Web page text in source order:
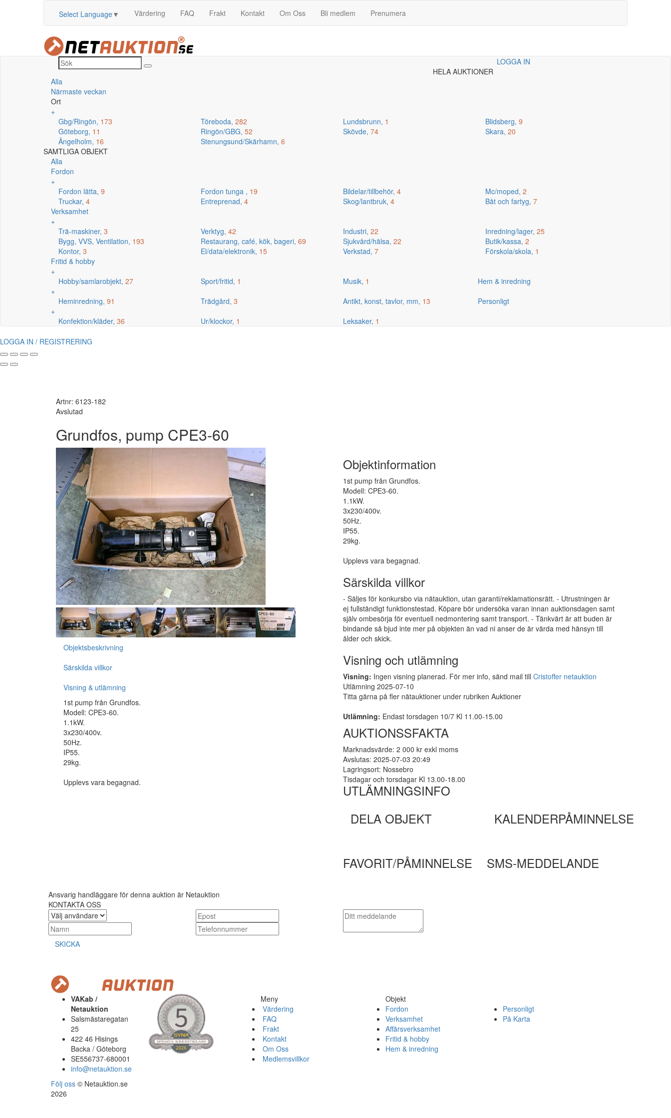
Select Language▼ Värdering FAQ Frakt Kontakt Om Oss Bli medlem Prenumera
LOGGA IN
HELA AUKTIONER
Alla
Närmaste veckan
Ort
+
Gbg/Ringön, 173 Töreboda, 282 Lundsbrunn, 1 Blidsberg, 9
Göteborg, 11 Ringön/GBG, 52 Skövde, 74 Skara, 20
Ängelholm, 16 Stenungsund/Skärhamn, 6
SAMTLIGA OBJEKT
Alla
Fordon
+
Fordon lätta, 9 Fordon tunga , 19 Bildelar/tillbehör, 4 Mc/moped, 2
Truckar, 4 Entreprenad, 4 Skog/lantbruk, 4 Båt och fartyg, 7
Verksamhet
+
Trä-maskiner, 3 Verktyg, 42 Industri, 22 Inredning/lager, 25
Bygg, VVS, Ventilation, 193 Restaurang, café, kök, bageri, 69 Sjukvård/hälsa, 22 Butik/kassa, 2
Kontor, 3 El/data/elektronik, 15 Verkstad, 7 Förskola/skola, 1
Fritid & hobby
+
Hobby/samlarobjekt, 27 Sport/fritid, 1 Musik, 1
Hem & inredning
+
Heminredning, 91 Trädgård, 3 Antikt, konst, tavlor, mm, 13
Personligt
+
Konfektion/kläder, 36 Ur/klockor, 1 Leksaker, 1
LOGGA IN / REGISTRERING
Artnr: 6123-182
Avslutad
Grundfos, pump CPE3-60
Objektsbeskrivning
Särskilda villkor
Visning & utlämning
1st pump från Grundfos.
Modell: CPE3-60.
1.1kW.
3x230/400v.
50Hz.
IP55.
29kg.
Upplevs vara begagnad.
Objektinformation
1st pump från Grundfos.
Modell: CPE3-60.
1.1kW.
3x230/400v.
50Hz.
IP55.
29kg.
Upplevs vara begagnad.
Särskilda villkor
- Säljes för konkursbo via nätauktion, utan garanti/reklamationsrätt. - Utrustningen är
ej fullständigt funktionstestad. Köpare bör undersöka varan innan auktionsdagen samt
själv ombesörja för eventuell nedmontering samt transport. - Tänkvärt är att buden är
bindande så bjud inte mer på objekten än vad ni anser de är värda med hänsyn till
ålder och skick.
Visning och utlämning
Visning: Ingen visning planerad. För mer info, sänd mail till Cristoffer netauktion
Utlämning 2025-07-10
Titta gärna på fler nätauktioner under rubriken Auktioner
Utlämning: Endast torsdagen 10/7 Kl 11.00-15.00
AUKTIONSSFAKTA
Marknadsvärde: 2 000 kr exkl moms
Avslutas: 2025-07-03 20:49
Lagringsort: Nossebro
Tisdagar och torsdagar Kl 13.00-18.00
UTLÄMNINGSINFO
DELA OBJEKT
KALENDERPÅMINNELSE
FAVORIT/PÅMINNELSE SMS-MEDDELANDE
Ansvarig handläggare för denna auktion är Netauktion
KONTAKTA OSS
SKICKA
VAKab /
Netauktion
Salsmästaregatan
25
422 46 Hisings
Backa / Göteborg
SE556737-680001
info@netauktion.se
Följ oss © Netauktion.se
2026
Meny
Värdering
FAQ
Frakt
Kontakt
Om Oss
Medlemsvillkor
Objekt
Fordon
Verksamhet
Affärsverksamhet
Fritid & hobby
Hem & inredning
Personligt
På Karta